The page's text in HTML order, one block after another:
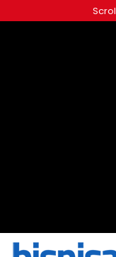
ke